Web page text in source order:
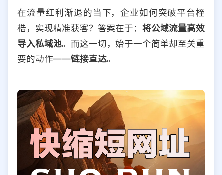
在流量红利渐退的当下，企业如何突破平台桎
梏，实现精准获客？答案在于： 将公域流量高效
导入私域池。而这一切，始于一个简单却至关重
要的动作——链接直达。